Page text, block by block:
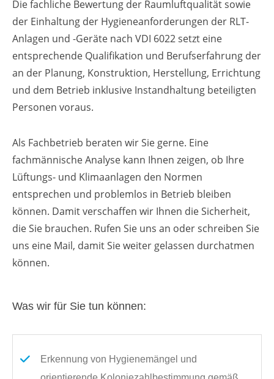
Die fachliche Bewertung der Raumluftqualität sowie
der Einhaltung der Hygieneanforderungen der RLT-
Anlagen und -Geräte nach VDI 6022 setzt eine
entsprechende Qualifikation und Berufserfahrung der
an der Planung, Konstruktion, Herstellung, Errichtung
und dem Betrieb inklusive Instandhaltung beteiligten
Personen voraus.
Als Fachbetrieb beraten wir Sie gerne. Eine
fachmännische Analyse kann Ihnen zeigen, ob Ihre
Lüftungs- und Klimaanlagen den Normen
entsprechen und problemlos in Betrieb bleiben
können. Damit verschaffen wir Ihnen die Sicherheit,
die Sie brauchen. Rufen Sie uns an oder schreiben Sie
uns eine Mail, damit Sie weiter gelassen durchatmen
können.
Was wir für Sie tun können:
Erkennung von Hygienemängel und